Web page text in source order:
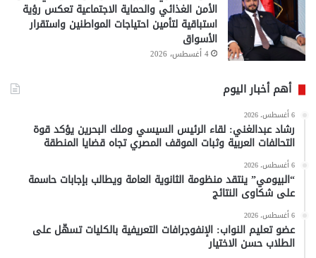
الأمن الغذائي والحماية الاجتماعية تعكس رؤية
استباقية لتأمين احتياجات المواطنين واستقرار
الأسواق
4 أغسطس، 2026
أهم أخبار اليوم
6 أغسطس، 2026
رشاد عبدالغني: لقاء الرئيس السيسي وملك البحرين يؤكد قوة
التحالفات العربية وثبات الموقف المصري تجاه قضايا المنطقة
6 أغسطس، 2026
“البيومي” ينتقد منظومة الثانوية العامة ويطالب بإجابات حاسمة
على شكاوى النتائج
6 أغسطس، 2026
عضو تعليم النواب: الإنفوجرافات التعريفية بالكليات تسهّل على
الطلاب حسن الاختيار